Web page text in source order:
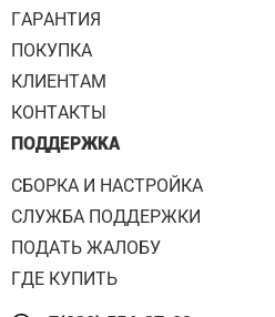
ГАРАНТИЯ
ПОКУПКА
КЛИЕНТАМ
КОНТАКТЫ
ПОДДЕРЖКА
СБОРКА И НАСТРОЙКА
СЛУЖБА ПОДДЕРЖКИ
ПОДАТЬ ЖАЛОБУ
ГДЕ КУПИТЬ